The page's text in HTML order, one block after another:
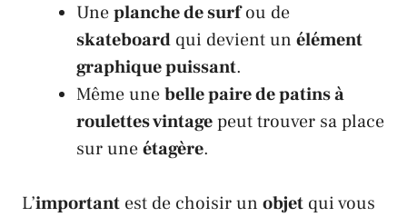
Uneplanche de surfou de
skateboard qui devient un élément
graphique puissant.
Même unebelle paire de patins à
roulettes vintagepeut trouver sa place
sur uneétagère.
L’important est de choisir un objet qui vous